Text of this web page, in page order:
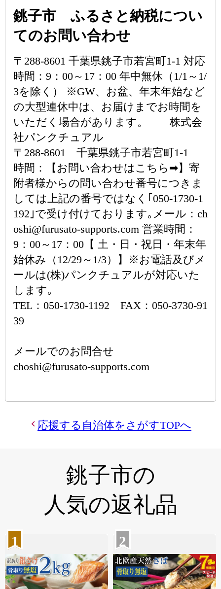
銚子市 ふるさと納税につい
てのお問い合わせ
〒288-8601 千葉県銚子市若宮町1-1 対応
時間：9：00～17：00 年中無休（1/1～1/
3を除く） ※GW、お盆、年末年始など
の大型連休中は、お届けまでお時間を
いただく場合があります。 株式会
社パンクチュアル
〒288-8601 千葉県銚子市若宮町1-1
時間：【お問い合わせはこちら➡】寄
附者様からの問い合わせ番号につきま
しては上記の番号ではなく｢050-1730-1
192｣で受け付けております｡メール：ch
oshi@furusato-supports.com 営業時間：
9：00～17：00【 土・日・祝日・年末年
始休み（12/29～1/3）】※お電話及びメ
ールは(株)パンクチュアルが対応いた
します｡
TEL：050-1730-1192 FAX：050-3730-91
39
メールでのお問合せ
choshi@furusato-supports.com
応援する自治体をさがすTOPへ
銚子市の
人気の返礼品
1 2